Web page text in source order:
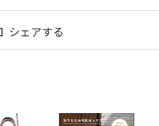
シェアする